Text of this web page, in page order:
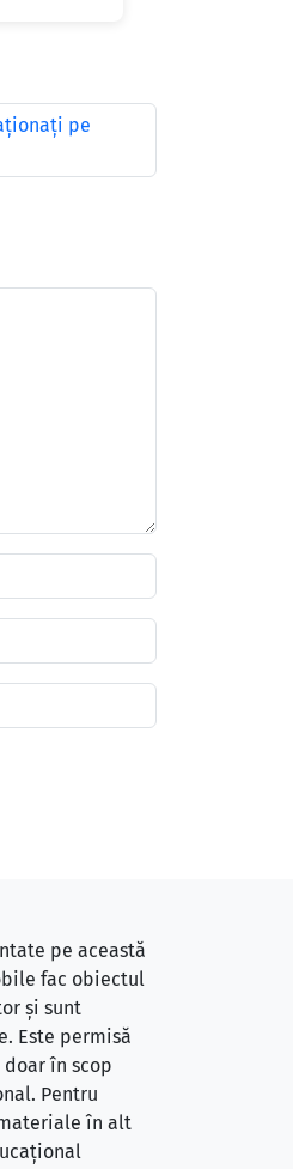
pe
pe această
fac obiectul
și sunt
Este permisă
în scop
Pentru
în alt